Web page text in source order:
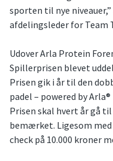
sporten til nye
afdelingsleder for Team
Udover Arla Protein
Spillerprisen blevet
Prisen gik i år til den
padel – powered by
Prisen skal hvert år gå
bemærket. Ligesom
check på 10.000 kroner